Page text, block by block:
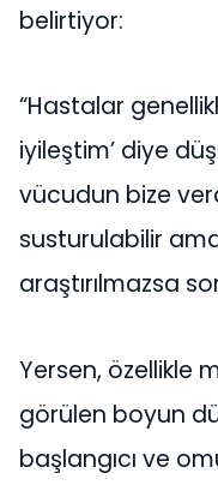
belirtiyor:
“Hastalar
iyileştim’ diye
vücudun bize
susturulabilir
araştırılmazsa
Yersen, özellikle
görülen boyun
başlangıcı ve